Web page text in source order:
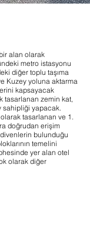
alan olarak
metro istasyonu
diğer toplu taşıma
Kuzey yoluna aktarma
kapsayacak
tasarlanan zemin kat,
sahipliği yapacak.
tasarlanan ve 1.
doğrudan erişim
bulunduğu
temelini
yer alan otel
olarak diğer